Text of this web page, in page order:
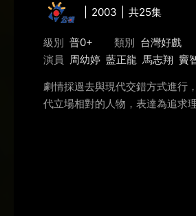
2003 共25集
級別 普0+ 類別 台灣好戲
演員
周幼婷 藍正龍 馬志翔 竇
劇情採過去與現代交錯方式進行
代立場相對的人物，表達為追求